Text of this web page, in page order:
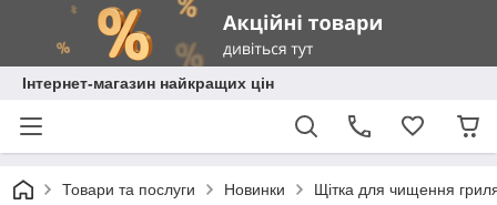
Інтернет-магазин найкращих цін
Товари та послуги Новинки Щітка для чищення